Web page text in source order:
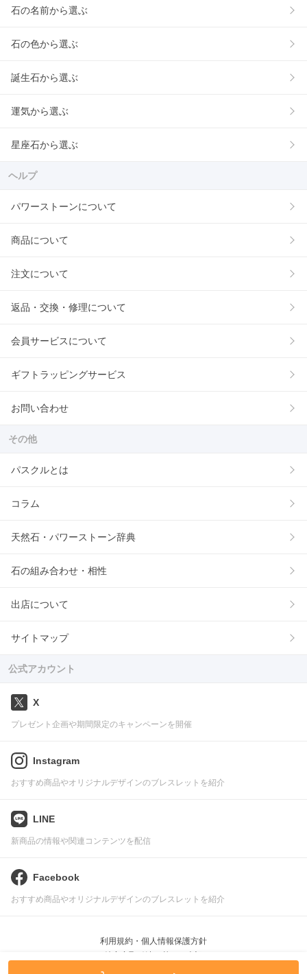
石の名前から選ぶ
石の色から選ぶ
誕生石から選ぶ
運気から選ぶ
星座石から選ぶ
ヘルプ
パワーストーンについて
商品について
注文について
返品・交換・修理について
会員サービスについて
ギフトラッピングサービス
お問い合わせ
その他
パスクルとは
コラム
天然石・パワーストーン辞典
石の組み合わせ・相性
出店について
サイトマップ
公式アカウント
X
プレゼント企画や期間限定のキャンペーンを開催
Instagram
おすすめ商品やオリジナルデザインのブレスレットを紹介
LINE
新商品の情報や関連コンテンツを配信
Facebook
おすすめ商品やオリジナルデザインのブレスレットを紹介
利用規約・個人情報保護方針